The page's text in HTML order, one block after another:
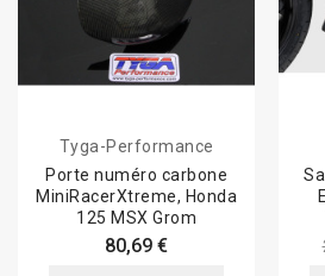
Tyga-Performance
Porte numéro carbone
MiniRacerXtreme, Honda
125 MSX Grom
80,69 €